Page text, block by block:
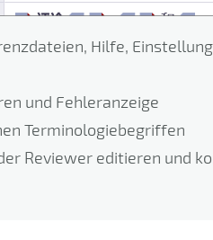
Hilfe,
und Fehleranzeige
Terminologiebegriffen
Reviewer editieren und